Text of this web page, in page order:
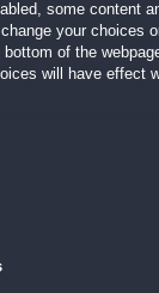
Karte eine
ich bin verzweifelt
Problem nicht
zum Ende gespielt
some content
your choices
of the
will have effect